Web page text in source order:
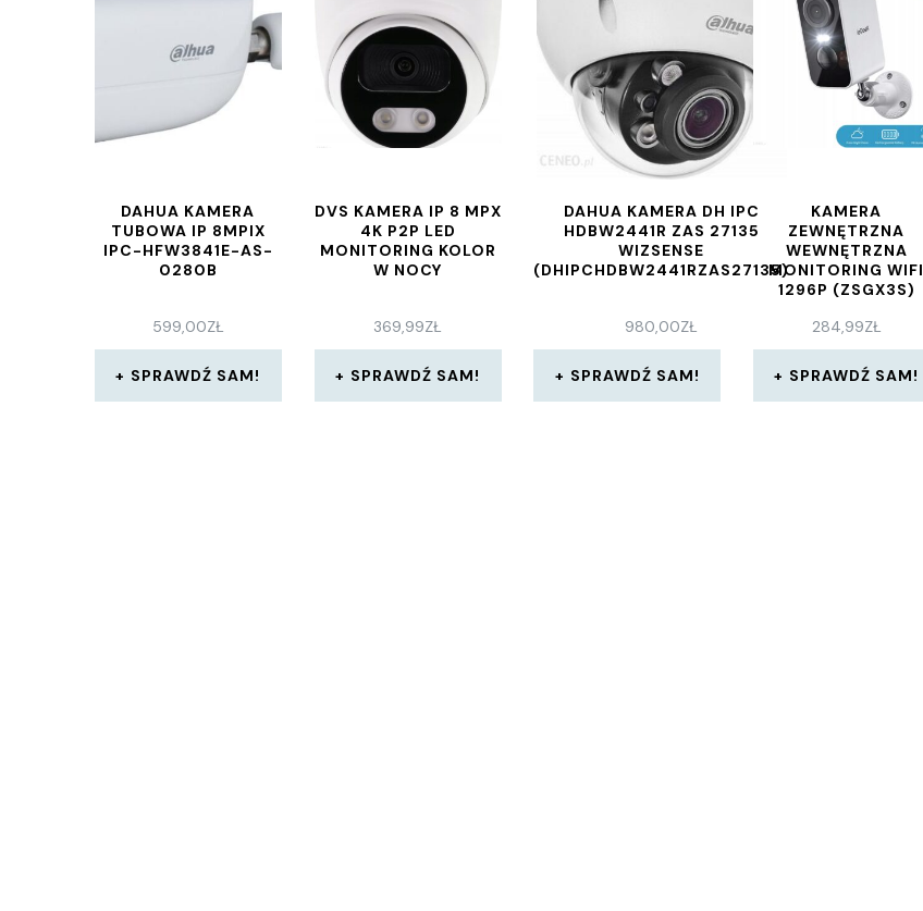
DAHUA KAMERA
TUBOWA IP 8MPIX
IPC-HFW3841E-AS-
0280B
599,00ZŁ
SPRAWDŹ SAM!
DVS KAMERA IP 8 MPX
4K P2P LED
MONITORING KOLOR
W NOCY
369,99ZŁ
SPRAWDŹ SAM!
DAHUA KAMERA DH IPC
HDBW2441R ZAS 27135
WIZSENSE
(DHIPCHDBW2441RZAS27135)
980,00ZŁ
SPRAWDŹ SAM!
KAMERA
ZEWNĘTRZNA
WEWNĘTRZNA
MONITORING WIFI
1296P (ZSGX3S)
284,99ZŁ
SPRAWDŹ SAM!